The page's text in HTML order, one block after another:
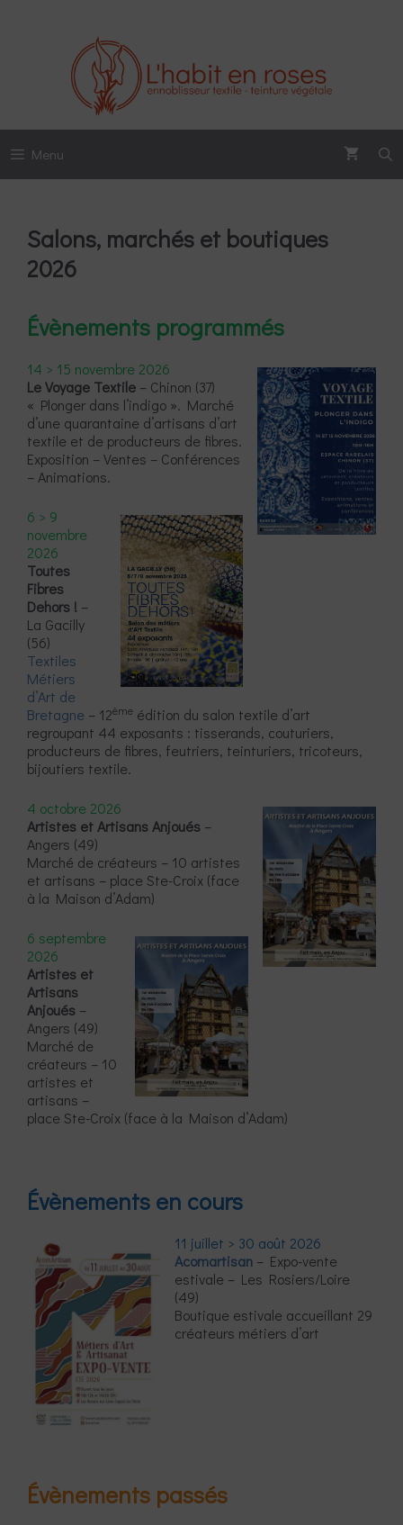
Menu
Salons, marchés et boutiques
2026
Évènements programmés
14 > 15 novembre 2026
Le Voyage Textile – Chinon (37)
« Plonger dans l’indigo ». Marché
d’une quarantaine d’artisans d’art
textile et de producteurs de fibres.
Exposition – Ventes – Conférences
– Animations.
6 > 9
novembre
2026
Toutes
Fibres
Dehors ! –
La Gacilly
(56)
Textiles
Métiers
d’Art de
Bretagne – 12ème édition du salon textile d’art
regroupant 44 exposants : tisserands, couturiers,
producteurs de fibres, feutriers, teinturiers, tricoteurs,
bijoutiers textile.
4 octobre 2026
Artistes et Artisans Anjoués –
Angers (49)
Marché de créateurs – 10 artistes
et artisans – place Ste-Croix (face
à la Maison d’Adam)
6 septembre
2026
Artistes et
Artisans
Anjoués –
Angers (49)
Marché de
créateurs – 10
artistes et
artisans –
place Ste-Croix (face à la Maison d’Adam)
Évènements en cours
11 juillet > 30 août 2026
Acomartisan – Expo-vente
estivale – Les Rosiers/Loire
(49)
Boutique estivale accueillant 29
créateurs métiers d’art
Évènements passés